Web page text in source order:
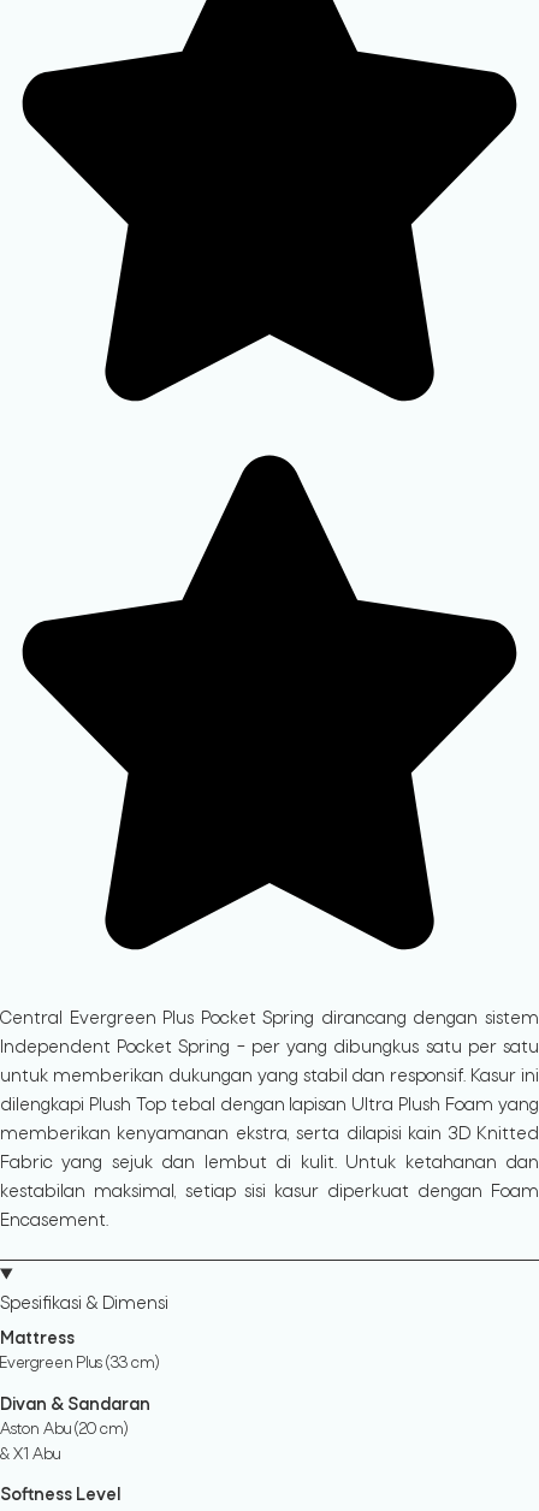
Central Evergreen Plus Pocket Spring dirancang dengan sistem
Independent Pocket Spring – per yang dibungkus satu per satu
untuk memberikan dukungan yang stabil dan responsif. Kasur ini
dilengkapi Plush Top tebal dengan lapisan Ultra Plush Foam yang
memberikan kenyamanan ekstra, serta dilapisi kain 3D Knitted
Fabric yang sejuk dan lembut di kulit. Untuk ketahanan dan
kestabilan maksimal, setiap sisi kasur diperkuat dengan Foam
Encasement.
Spesifikasi & Dimensi
Mattress
Evergreen Plus (33 cm)
Divan & Sandaran
Aston Abu (20 cm)
& X1 Abu
Softness Level